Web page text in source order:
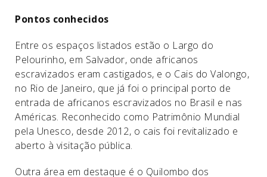
Pontos conhecidos
Entre os espaços listados estão o Largo do
Pelourinho, em Salvador, onde africanos
escravizados eram castigados, e o Cais do Valongo,
no Rio de Janeiro, que já foi o principal porto de
entrada de africanos escravizados no Brasil e nas
Américas. Reconhecido como Patrimônio Mundial
pela Unesco, desde 2012, o cais foi revitalizado e
aberto à visitação pública.
Outra área em destaque é o Quilombo dos